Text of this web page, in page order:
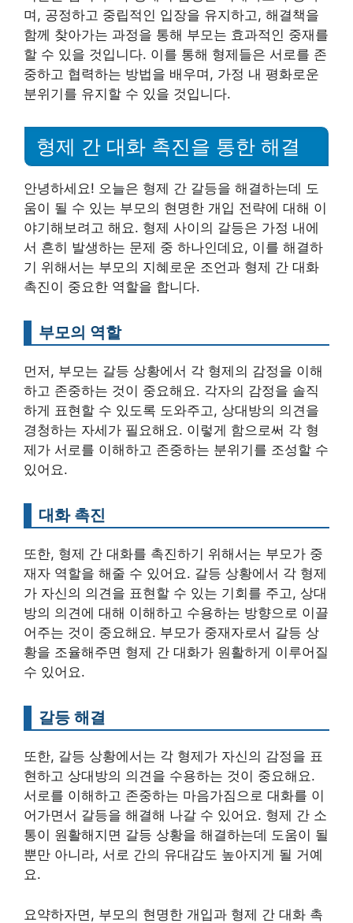
며, 공정하고 중립적인 입장을 유지하고, 해결책을
함께 찾아가는 과정을 통해 부모는 효과적인 중재를
할 수 있을 것입니다. 이를 통해 형제들은 서로를 존
중하고 협력하는 방법을 배우며, 가정 내 평화로운
분위기를 유지할 수 있을 것입니다.
형제 간 대화 촉진을 통한 해결
안녕하세요! 오늘은 형제 간 갈등을 해결하는데 도
움이 될 수 있는 부모의 현명한 개입 전략에 대해 이
야기해보려고 해요. 형제 사이의 갈등은 가정 내에
서 흔히 발생하는 문제 중 하나인데요, 이를 해결하
기 위해서는 부모의 지혜로운 조언과 형제 간 대화
촉진이 중요한 역할을 합니다.
부모의 역할
먼저, 부모는 갈등 상황에서 각 형제의 감정을 이해
하고 존중하는 것이 중요해요. 각자의 감정을 솔직
하게 표현할 수 있도록 도와주고, 상대방의 의견을
경청하는 자세가 필요해요. 이렇게 함으로써 각 형
제가 서로를 이해하고 존중하는 분위기를 조성할 수
있어요.
대화 촉진
또한, 형제 간 대화를 촉진하기 위해서는 부모가 중
재자 역할을 해줄 수 있어요. 갈등 상황에서 각 형제
가 자신의 의견을 표현할 수 있는 기회를 주고, 상대
방의 의견에 대해 이해하고 수용하는 방향으로 이끌
어주는 것이 중요해요. 부모가 중재자로서 갈등 상
황을 조율해주면 형제 간 대화가 원활하게 이루어질
수 있어요.
갈등 해결
또한, 갈등 상황에서는 각 형제가 자신의 감정을 표
현하고 상대방의 의견을 수용하는 것이 중요해요.
서로를 이해하고 존중하는 마음가짐으로 대화를 이
어가면서 갈등을 해결해 나갈 수 있어요. 형제 간 소
통이 원활해지면 갈등 상황을 해결하는데 도움이 될
뿐만 아니라, 서로 간의 유대감도 높아지게 될 거예
요.
요약하자면, 부모의 현명한 개입과 형제 간 대화 촉